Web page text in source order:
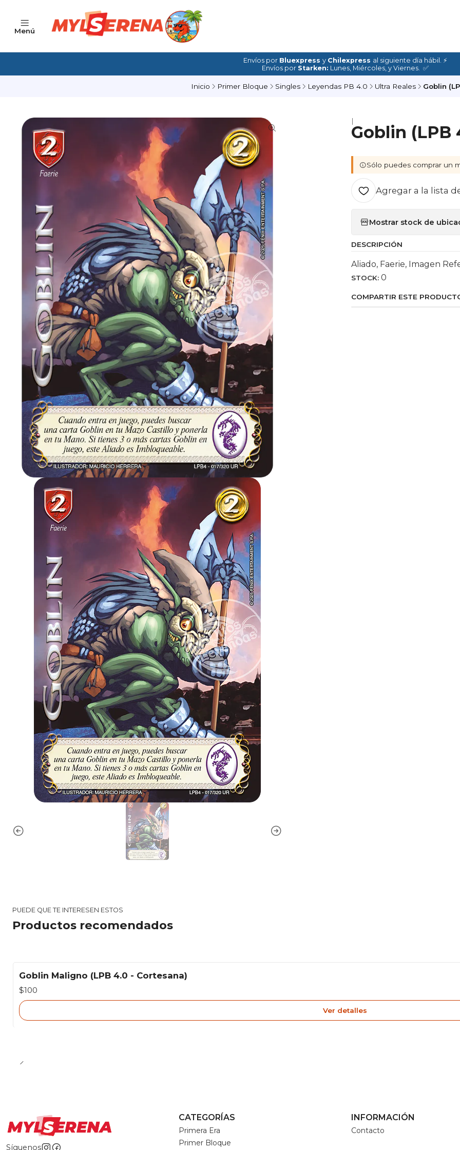
Menú
Envíos por Bluexpress y Chilexpress al siguiente día hábil. ⚡
Envíos por Starken: Lunes, Miércoles, y Viernes. ✅
Inicio Primer Bloque Singles Leyendas PB 4.0 Ultra Reales Goblin
|
Goblin (LPB
Sólo puedes comprar un
Agregar a la lista
Mostrar stock de
DESCRIPCIÓN
Aliado, Faerie, Imagen
STOCK: 0
COMPARTIR ESTE
PUEDE QUE TE INTERESEN ESTOS
Productos recomendados
Agotado
Goblin Maligno (LPB 4.0 - Cortesana)
$100
Ver detalles
Síguenos
CATEGORÍAS
Primera Era
Primer Bloque
INFORMACIÓN
Contacto